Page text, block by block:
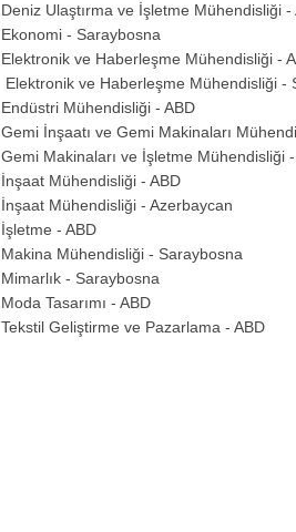
Deniz Ulaştırma ve İşletme Mühendisliği -
Ekonomi - Saraybosna
Elektronik ve Haberleşme Mühendisliği -
Elektronik ve Haberleşme Mühendisliği -
Endüstri Mühendisliği - ABD
Gemi İnşaatı ve Gemi Makinaları
Gemi Makinaları ve İşletme Mühendisliği
İnşaat Mühendisliği - ABD
İnşaat Mühendisliği - Azerbaycan
İşletme - ABD
Makina Mühendisliği - Saraybosna
Mimarlık - Saraybosna
Moda Tasarımı - ABD
Tekstil Geliştirme ve Pazarlama - ABD